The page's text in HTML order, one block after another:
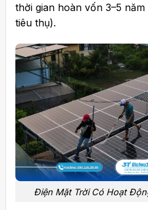
thời gian hoàn vốn 3–5
tiêu thụ).
Điện Mặt Trời Có Hoạt